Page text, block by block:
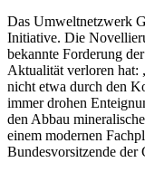
Das Umweltnetzwerk
Initiative. Die
bekannte Forderung
Aktualität verloren hat:
nicht etwa durch den
immer drohen
den Abbau
einem modernen
Bundesvorsitzende